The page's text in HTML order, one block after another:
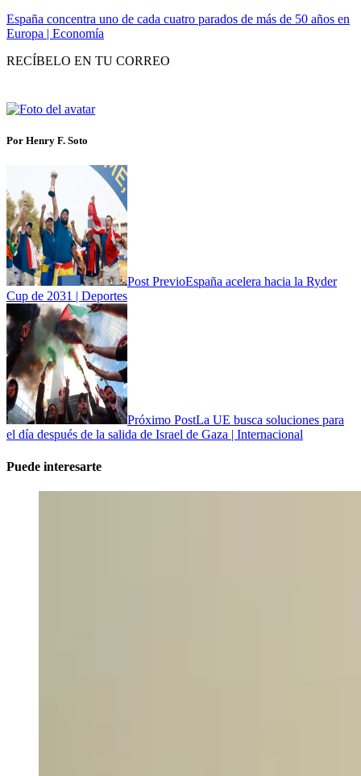
España concentra uno de cada cuatro parados de más de 50 años en
Europa | Economía
RECÍBELO EN TU CORREO
Por Henry F. Soto
Post PrevioEspaña acelera hacia la Ryder
Cup de 2031 | Deportes
Próximo PostLa UE busca soluciones para
el día después de la salida de Israel de Gaza | Internacional
Puede interesarte